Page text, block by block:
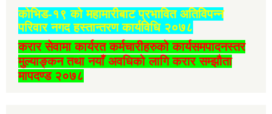
कोभिड-१९ को महामारीबाट प्रभावित अतिविपन्न
परिवार नगद हस्तान्तरण कार्यविधि २०७८
करार सेवामा कार्यरत कर्मचारीहरुको कार्यसमपादनस्तर
मुल्याङ्कन तथा नयाँ अवधिको लागि करार सम्झौता
मापदण्ड २०७८